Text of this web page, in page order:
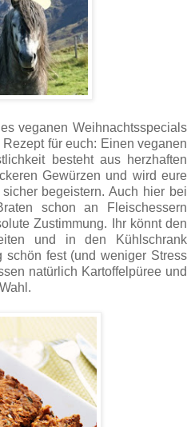
veganen Weihnachtsspecials
für euch: Einen veganen
besteht aus herzhaften
Gewürzen und wird eure
begeistern. Auch hier bei
schon an Fleischessern
Zustimmung. Ihr könnt den
und in den Kühlschrank
fest (und weniger Stress
natürlich Kartoffelpüree und